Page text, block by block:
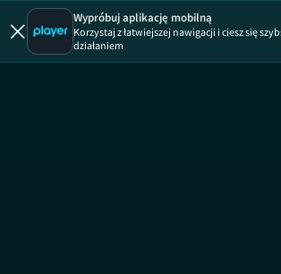
Wypróbuj aplikację mobilną
Korzystaj z łatwiejszej nawigacji i ciesz się
działaniem